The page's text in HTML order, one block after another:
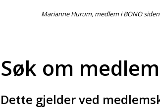
Marianne Hurum, medlem i BONO
Søk om
Dette gjelder ved